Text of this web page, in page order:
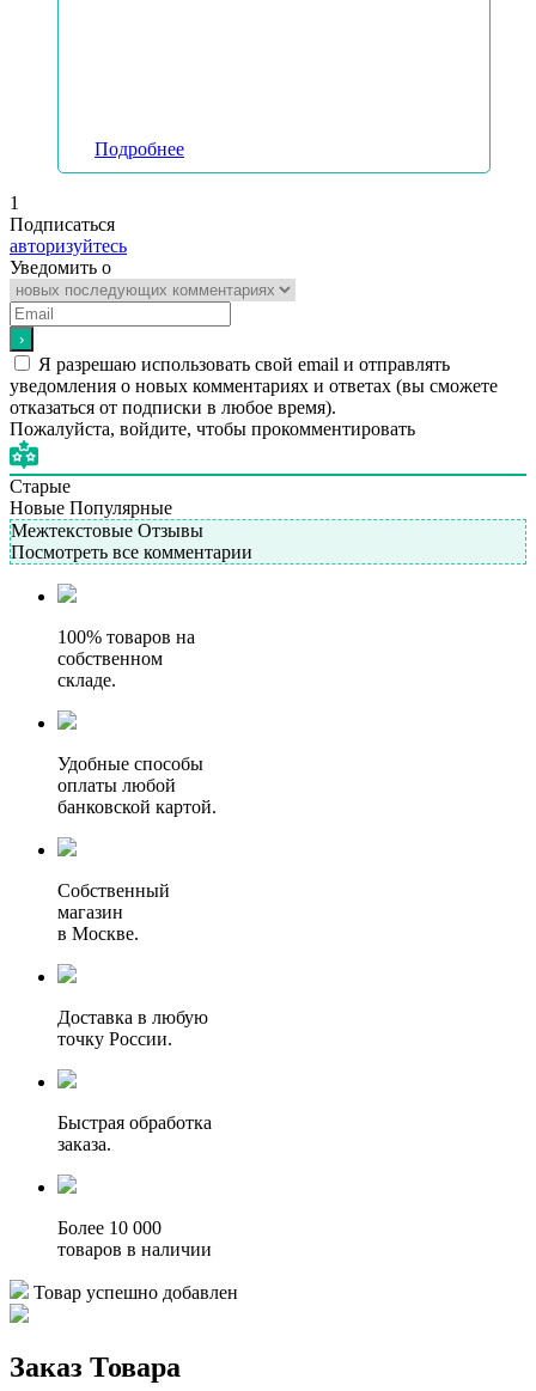
Подробнее
1
Подписаться
авторизуйтесь
Уведомить о
Я разрешаю использовать свой email и отправлять
уведомления о новых комментариях и ответах (вы cможете
отказаться от подписки в любое время).
Пожалуйста, войдите, чтобы прокомментировать
Старые
Новые Популярные
Межтекстовые Отзывы
Посмотреть все комментарии
100% товаров на
собственном
складе.
Удобные способы
оплаты любой
банковской картой.
Собственный
магазин
в Москве.
Доставка в любую
точку России.
Быстрая обработка
заказа.
Более 10 000
товаров в наличии
Товар успешно добавлен
Заказ Товара